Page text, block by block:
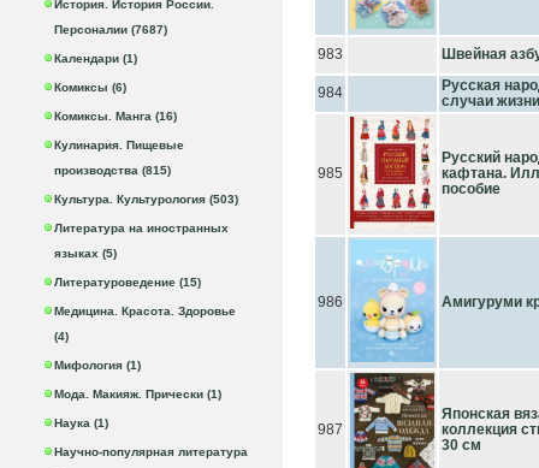
История. История России.
Персоналии (7687)
Календари (1)
Комиксы (6)
Комиксы. Манга (16)
Кулинария. Пищевые
производства (815)
Культура. Культурология (503)
Литература на иностранных
языках (5)
Литературоведение (15)
Медицина. Красота. Здоровье
(4)
Мифология (1)
Мода. Макияж. Прически (1)
Наука (1)
Научно-популярная литература
983 Швейная
984
Русская
случаи
985
Русский
кафтана.
пособие
986 Амигуруми
987
Японская
коллекция
30 см